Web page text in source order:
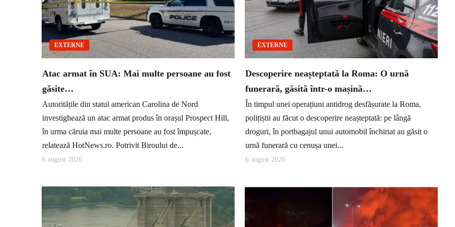
EXTERNE
Atac armat în SUA: Mai multe persoane au fost
găsite…
Autoritățile din statul american Carolina de Nord
investighează un atac armat produs în orașul Prospect Hill,
în urma căruia mai multe persoane au fost împușcate,
relatează HotNews.ro. Potrivit Biroului de...
6 august 2026
EXTERNE
Descoperire neașteptată la Roma: O urnă
funerară, găsită într-o mașină…
În timpul unei operațiuni antidrog desfășurate la Roma,
polițiștii au făcut o descoperire neașteptată: pe lângă
droguri, în portbagajul unui automobil închiriat au găsit o
urnă funerară cu cenușa unei...
6 august 2026